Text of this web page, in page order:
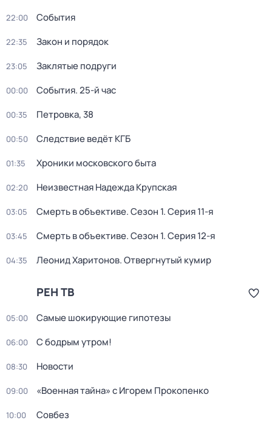
22:00 События
22:35 Закон и порядок
23:05 Заклятые подруги
00:00 События. 25-й час
00:35 Петровка, 38
00:50 Следствие ведёт КГБ
01:35 Хроники московского быта
02:20 Неизвестная Надежда Крупская
03:05 Смерть в объективе. Сезон 1. Серия 11-я
03:45 Смерть в объективе. Сезон 1. Серия 12-я
04:35 Леонид Харитонов. Отвергнутый кумир
РЕН ТВ
05:00 Самые шoкиpующие гипотезы
06:00 С бодрым утром!
08:30 Новости
09:00 «Военная тайна» с Игорем Прокопенко
10:00 Совбез